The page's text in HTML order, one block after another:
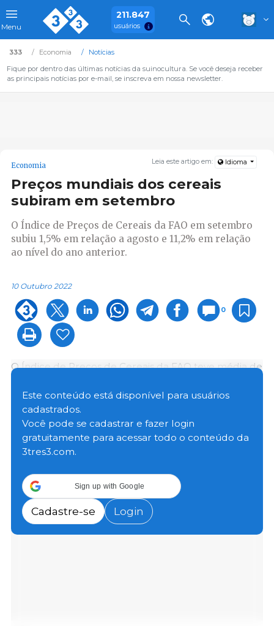
Menu
211.847
usuários
333 Economia
Notícias
Fique por dentro das últimas notícias da suinocultura. Se você deseja receber
as principais notícias por e-mail, se inscreva em nossa newsletter.
Leia este artigo em: Idioma
Economia
Preços mundiais dos cereais
subiram em setembro
O Índice de Preços de Cereais da FAO em setembro
subiu 1,5% em relação a agosto e 11,2% em relação
ao nível do ano anterior.
10 Outubro 2022
0
O Índice de Preços de Cereais da FAO teve média de
em relação a agosto e 14,9 pontos (11,2%) acima do
valor de setembro de 2021.
Este conteúdo está disponível para usuários
cadastrados.
Você pode se cadastrar e fazer login
gratuitamente para acessar todo o conteúdo da
3tres3.com.
Sign up with Google
Cadastre-se Login